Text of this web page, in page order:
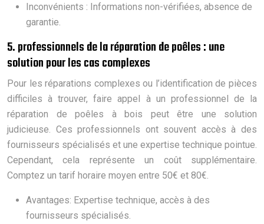
Inconvénients : Informations non-vérifiées, absence de
garantie.
5. professionnels de la réparation de poêles : une
solution pour les cas complexes
Pour les réparations complexes ou l’identification de pièces
difficiles à trouver, faire appel à un professionnel de la
réparation de poêles à bois peut être une solution
judicieuse. Ces professionnels ont souvent accès à des
fournisseurs spécialisés et une expertise technique pointue.
Cependant, cela représente un coût supplémentaire.
Comptez un tarif horaire moyen entre 50€ et 80€.
Avantages: Expertise technique, accès à des
fournisseurs spécialisés.